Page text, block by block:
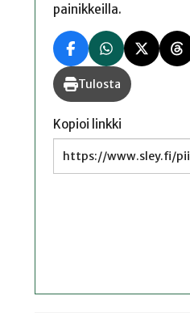
painikkeilla.
Tulosta
Kopioi linkki